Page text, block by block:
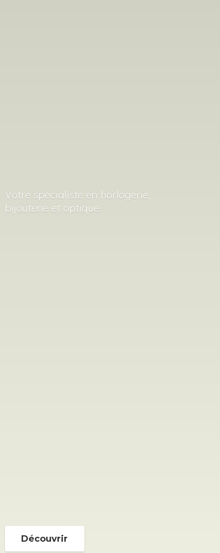
Votre spécialiste en horlogerie,
bijouterie et optique
Découvrir